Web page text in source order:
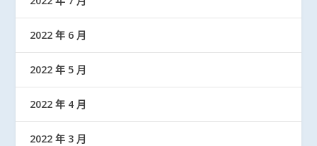
2022 年 6 月
2022 年 5 月
2022 年 4 月
2022 年 3 月